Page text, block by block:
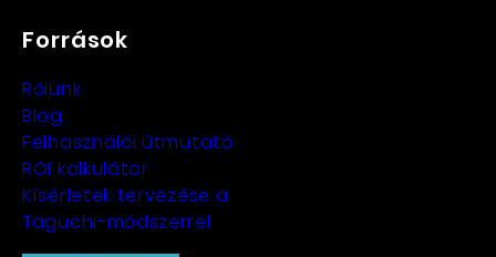
Források
Rólunk
Blog
Felhasználói útmutató
ROI kalkulátor
Kísérletek tervezése a
Taguchi-módszerrel